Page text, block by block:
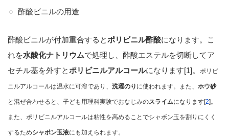
酢酸ビニルの用途
酢酸ビニルが付加重合するとポリビニル酢酸になります。こ
れを水酸化ナトリウムで処理し、酢酸エステルを切断してア
セチル基を外すとポリビニルアルコールになります[1]。 ポリビ
ニルアルコールは温水に可溶であり、 洗濯のり に使われます。また、 ホウ砂
と混ぜ合わせると、子ども用理科実験でおなじみのスライムになります[2]。
また、ポリビニルアルコールは粘性を高めることでシャボン玉を割りにくく
するためシャボン玉液にも加えられます。